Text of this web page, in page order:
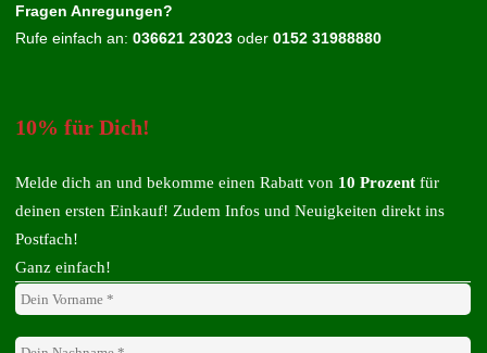
Fragen Anregungen?
Rufe einfach an:036621 23023 oder0152 31988880
10% für Dich!
Melde dich an und bekomme einen Rabatt von 10 Prozent für
deinen ersten Einkauf! Zudem Infos und Neuigkeiten direkt ins
Postfach!
Ganz einfach!